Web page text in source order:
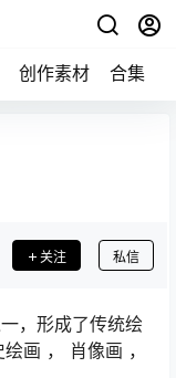
创作素材 合集
关注 私信
，形成了传统绘
绘画 ， 肖像画 ，